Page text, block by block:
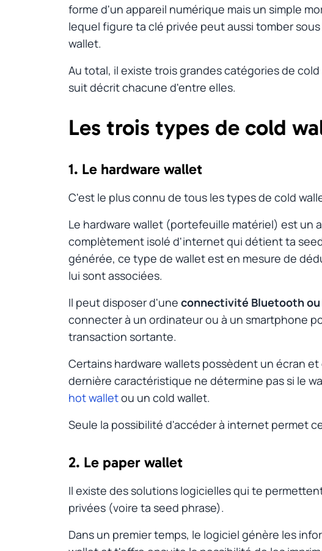
forme d'un appareil numérique mais un simple
lequel figure ta clé privée peut aussi tomber
wallet.
Au total, il existe trois grandes catégories de cold
suit décrit chacune d'entre elles.
Les trois types de cold
1. Le hardware wallet
C'est le plus connu de tous les types de cold
Le hardware wallet (portefeuille matériel) est un
complètement isolé d'internet qui détient ta
générée, ce type de wallet est en mesure de
lui sont associées.
Il peut disposer d'une connectivité Bluetooth ou
connecter à un ordinateur ou à un smartphone
transaction sortante.
Certains hardware wallets possèdent un écran
dernière caractéristique ne détermine pas si le
hot walletou un cold wallet.
Seule la possibilité d'accéder à internet permet
2. Le paper wallet
Il existe des solutions logicielles qui te
privées (voire ta seed phrase).
Dans un premier temps, le logiciel génère les